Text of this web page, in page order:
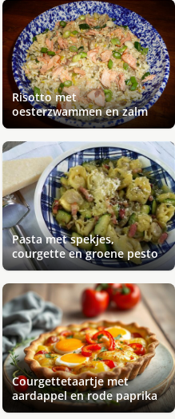
Risotto met
oesterzwammen en zalm
Pasta met spekjes,
courgette en groene pesto
Courgettetaartje met
aardappel en rode paprika